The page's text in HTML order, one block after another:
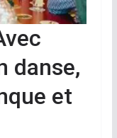
danse,
et